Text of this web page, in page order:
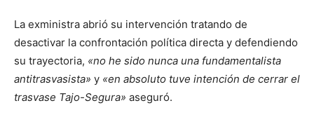
La exministra abrió su intervención tratando de
desactivar la confrontación política directa y defendiendo
su trayectoria, «no he sido nunca una fundamentalista
antitrasvasista» y «en absoluto tuve intención de cerrar el
trasvase Tajo-Segura» aseguró.